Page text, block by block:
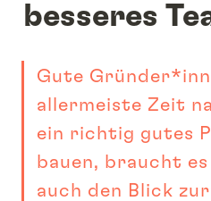
besseres
Gute
allermeiste Zeit
ein richtig gutes
bauen, braucht es
auch den Blick